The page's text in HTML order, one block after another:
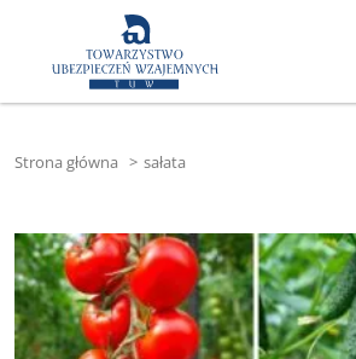
Strona główna > sałata